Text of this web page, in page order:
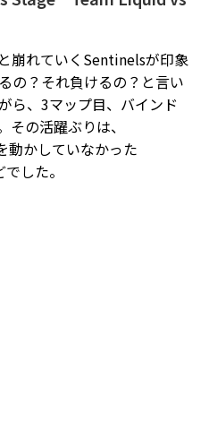
崩れていくSentinelsが印象
の？それ負けるの？と言い
ら、3マップ目、バインド
その活躍ぶりは、
動かしていなかった
した。